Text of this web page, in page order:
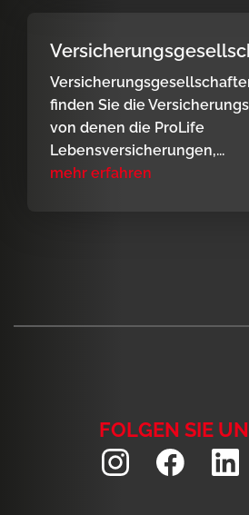
finden Sie die
von denen die ProLife
Lebensversicherungen,...
mehr erfahren
FOLGEN SIE